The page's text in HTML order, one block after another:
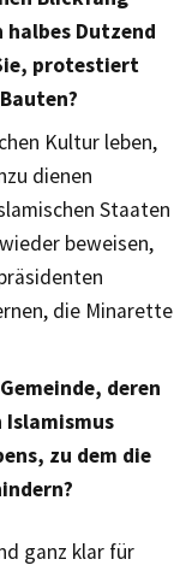
Dutzend
protestiert
Kultur leben,
dienen
Staaten
beweisen,
die Minarette
deren
Islamismus
zu dem die
ganz klar für